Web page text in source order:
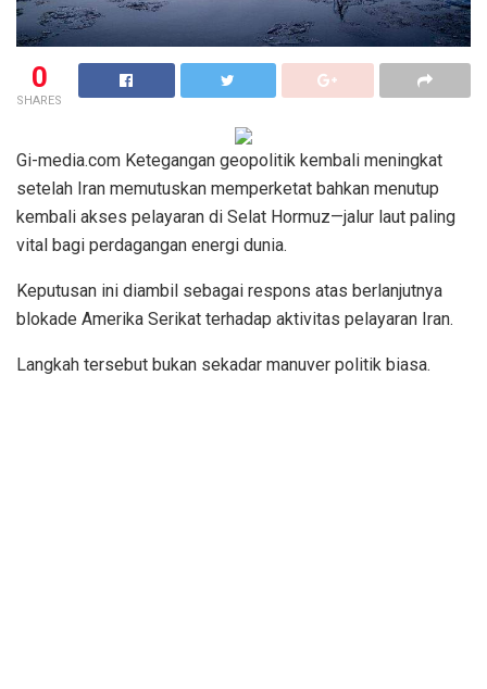
0
SHARES
Gi-media.com Ketegangan geopolitik kembali meningkat
setelah Iran memutuskan memperketat bahkan menutup
kembali akses pelayaran di Selat Hormuz—jalur laut paling
vital bagi perdagangan energi dunia.
Keputusan ini diambil sebagai respons atas berlanjutnya
blokade Amerika Serikat terhadap aktivitas pelayaran Iran.
Langkah tersebut bukan sekadar manuver politik biasa.